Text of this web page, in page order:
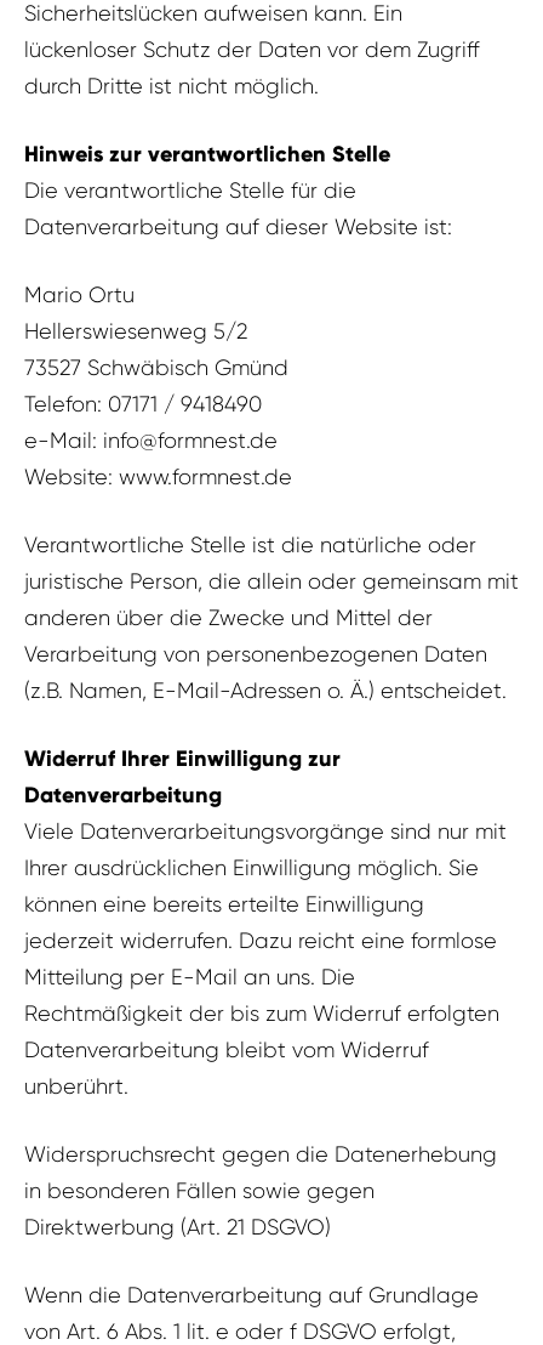
Sicherheitslücken aufweisen kann. Ein
lückenloser Schutz der Daten vor dem Zugriff
durch Dritte ist nicht möglich.
Hinweis zur verantwortlichen Stelle
Die verantwortliche Stelle für die
Datenverarbeitung auf dieser Website ist:
Mario Ortu
Hellerswiesenweg 5/2
73527 Schwäbisch Gmünd
Telefon: 07171 / 9418490
e-Mail: info@formnest.de
Website: www.formnest.de
Verantwortliche Stelle ist die natürliche oder
juristische Person, die allein oder gemeinsam mit
anderen über die Zwecke und Mittel der
Verarbeitung von personenbezogenen Daten
(z.B. Namen, E-Mail-Adressen o. Ä.) entscheidet.
Widerruf Ihrer Einwilligung zur
Datenverarbeitung
Viele Datenverarbeitungsvorgänge sind nur mit
Ihrer ausdrücklichen Einwilligung möglich. Sie
können eine bereits erteilte Einwilligung
jederzeit widerrufen. Dazu reicht eine formlose
Mitteilung per E-Mail an uns. Die
Rechtmäßigkeit der bis zum Widerruf erfolgten
Datenverarbeitung bleibt vom Widerruf
unberührt.
Widerspruchsrecht gegen die Datenerhebung
in besonderen Fällen sowie gegen
Direktwerbung (Art. 21 DSGVO)
Wenn die Datenverarbeitung auf Grundlage
von Art. 6 Abs. 1 lit. e oder f DSGVO erfolgt,